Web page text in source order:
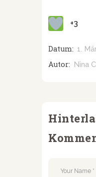
+3
Datum: 1.
Autor: Nina